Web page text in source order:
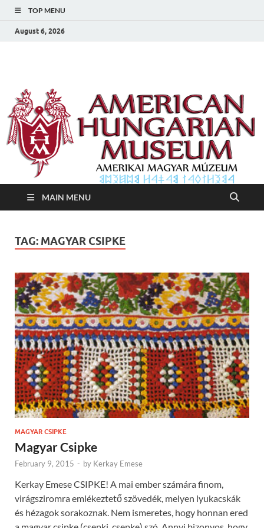
TOP MENU
August 6, 2026
Amerikai Magyar
Múzeum
MAIN MENU
TAG: MAGYAR CSIPKE
MAGYAR CSIPKE
Magyar Csipke
February 9, 2015 - by Kerkay Emese
Kerkay Emese CSIPKE! A mai ember számára finom,
virágsziromra emlékeztető szövedék, melyen lyukacskák
és hézagok sorakoznak. Nem ismeretes, hogy honnan ered